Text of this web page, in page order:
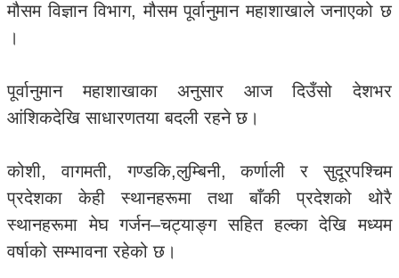
मौसम विज्ञान विभाग, मौसम पूर्वानुमान महाशाखाले जनाएको छ
।
पूर्वानुमान महाशाखाका अनुसार आज दिउँसो देशभर
आंशिकदेखि साधारणतया बदली रहने छ।
कोशी, वागमती, गण्डकि,लुम्बिनी, कर्णाली र सुदूरपश्चिम
प्रदेशका केही स्थानहरूमा तथा बाँकी प्रदेशको थोरै
स्थानहरूमा मेघ गर्जन–चट्याङ्ग सहित हल्का देखि मध्यम
वर्षाको सम्भावना रहेको छ।